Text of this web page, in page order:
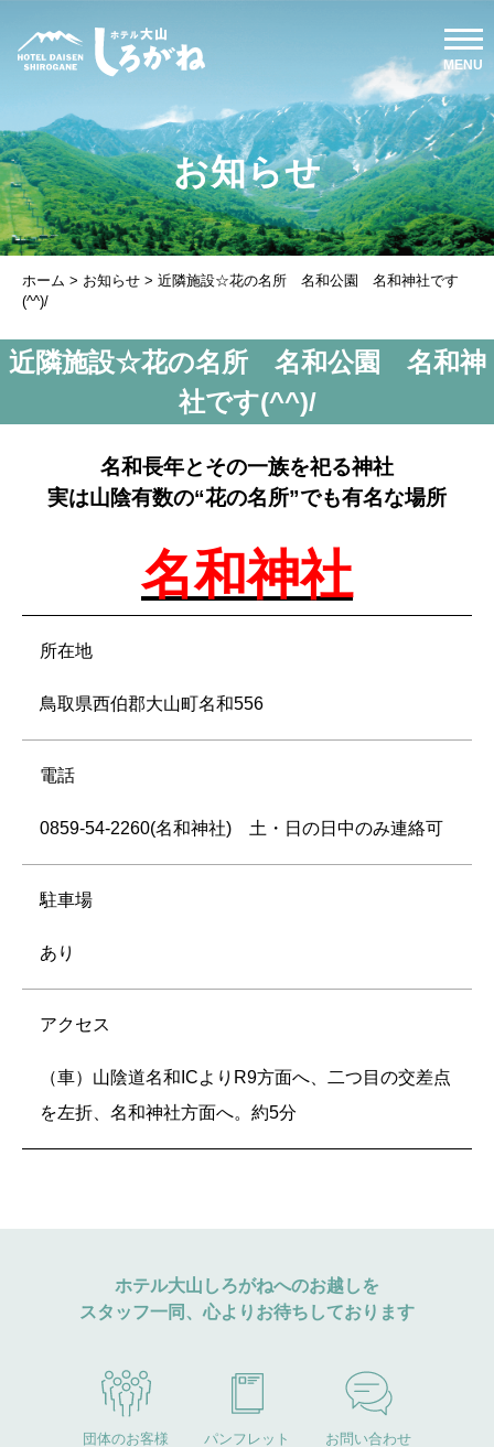
お知らせ
ホーム > お知らせ > 近隣施設☆花の名所 名和公園 名和神社です
(^^)/
近隣施設☆花の名所 名和公園 名和神
社です(^^)/
名和長年とその一族を祀る神社
実は山陰有数の“花の名所”でも有名な場所
名和神社
所在地
鳥取県西伯郡大山町名和556
電話
0859-54-2260(名和神社) 土・日の日中のみ連絡可
駐車場
あり
アクセス
（車）山陰道名和ICよりR9方面へ、二つ目の交差点
を左折、名和神社方面へ。約5分
ホテル大山しろがねへのお越しを
スタッフ一同、心よりお待ちしております
団体のお客様 パンフレット お問い合わせ